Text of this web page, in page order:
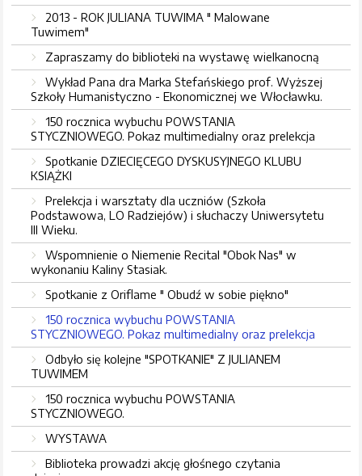
2013 - ROK JULIANA TUWIMA " Malowane
Tuwimem"
Zapraszamy do biblioteki na wystawę wielkanocną
Wykład Pana dra Marka Stefańskiego prof. Wyższej
Szkoły Humanistyczno - Ekonomicznej we Włocławku.
150 rocznica wybuchu POWSTANIA
STYCZNIOWEGO. Pokaz multimedialny oraz prelekcja
Spotkanie DZIECIĘCEGO DYSKUSYJNEGO KLUBU
KSIĄŻKI
Prelekcja i warsztaty dla uczniów (Szkoła
Podstawowa, LO Radziejów) i słuchaczy Uniwersytetu
III Wieku.
Wspomnienie o Niemenie Recital "Obok Nas" w
wykonaniu Kaliny Stasiak.
Spotkanie z Oriflame " Obudź w sobie piękno"
150 rocznica wybuchu POWSTANIA
STYCZNIOWEGO. Pokaz multimedialny oraz prelekcja
Odbyło się kolejne "SPOTKANIE" Z JULIANEM
TUWIMEM
150 rocznica wybuchu POWSTANIA
STYCZNIOWEGO.
WYSTAWA
Biblioteka prowadzi akcję głośnego czytania